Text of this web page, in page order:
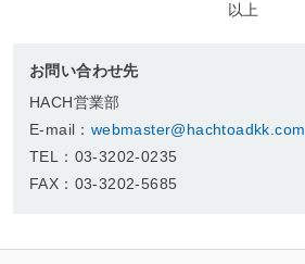
以上
お問い合わせ先
HACH営業部
E-mail： webmaster@hachtoadkk.com
TEL：03-3202-0235
FAX：03-3202-5685